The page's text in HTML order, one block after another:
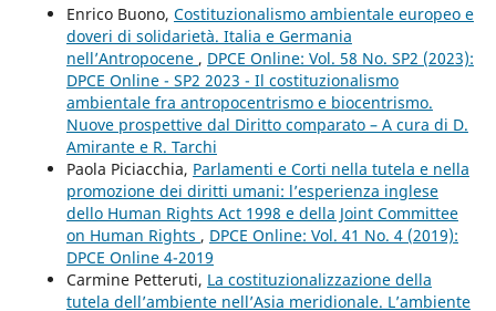
Enrico Buono, Costituzionalismo ambientale europeo e
doveri di solidarietà. Italia e Germania
nell’Antropocene , DPCE Online: Vol. 58 No. SP2 (2023):
DPCE Online - SP2 2023 - Il costituzionalismo
ambientale fra antropocentrismo e biocentrismo.
Nuove prospettive dal Diritto comparato – A cura di D.
Amirante e R. Tarchi
Paola Piciacchia, Parlamenti e Corti nella tutela e nella
promozione dei diritti umani: l’esperienza inglese
dello Human Rights Act 1998 e della Joint Committee
on Human Rights , DPCE Online: Vol. 41 No. 4 (2019):
DPCE Online 4-2019
Carmine Petteruti, La costituzionalizzazione della
tutela dell’ambiente nell’Asia meridionale. L’ambiente